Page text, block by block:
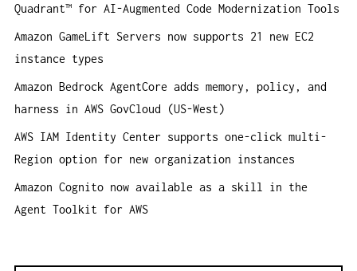
c
h
:
Quadrant™ for AI-Augmented Code Modernization Tools
Amazon GameLift Servers now supports 21 new EC2
instance types
Amazon Bedrock AgentCore adds memory, policy, and
harness in AWS GovCloud (US-West)
AWS IAM Identity Center supports one-click multi-
Region option for new organization instances
Amazon Cognito now available as a skill in the
Agent Toolkit for AWS